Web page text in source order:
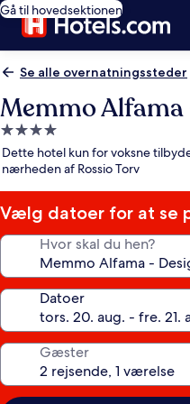
Gå til hovedsektionen
Se alle overnatningssteder
Memmo
4.0-
stjernet
overnatningssted
Dette hotel kun for voksne
nærheden af Rossio Torv
Vælg datoer for at se
Hvor skal du hen?
Datoer
Gæster